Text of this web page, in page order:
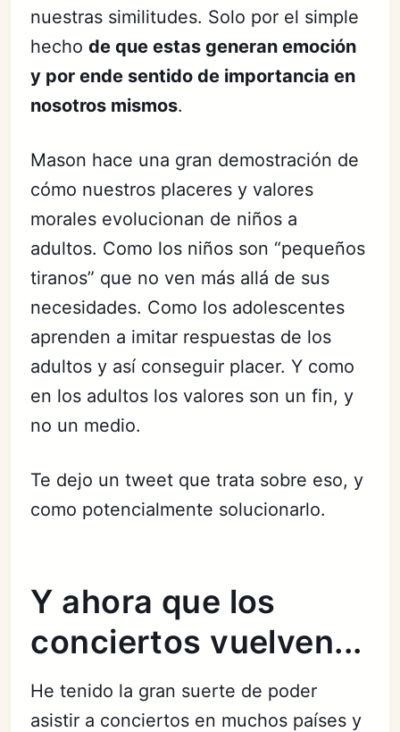
nuestras similitudes. Solo por el simple
hechode que estas generan emoción
y por ende sentido de importancia en
nosotros mismos.
Mason hace una gran demostración de
cómo nuestros placeres y valores
morales evolucionan de niños a
adultos. Como los niños son “pequeños
tiranos” que no ven más allá de sus
necesidades. Como los adolescentes
aprenden a imitar respuestas de los
adultos y así conseguir placer. Y como
en los adultos los valores son un fin, y
no un medio.
Te dejo un tweet que trata sobre eso, y
como potencialmente solucionarlo.
Y ahora que los
conciertos vuelven...
He tenido la gran suerte de poder
asistir a conciertos en muchos países y